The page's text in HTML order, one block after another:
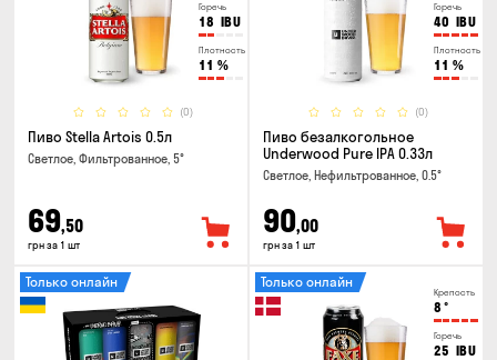
Горечь
18 IBU
Плотность
11 %
(0)
Пиво Stella Artois 0.5л
Светлое, Фильтрованное, 5°
69,50
грн за 1 шт
Горечь
40 IBU
Плотность
11 %
(0)
Пиво безалкогольное
Underwood Pure IPA 0.33л
Светлое, Нефильтрованное, 0.5°
90,00
грн за 1 шт
Только онлайн
Крепость
8 °
Горечь
25 IBU
Только онлайн